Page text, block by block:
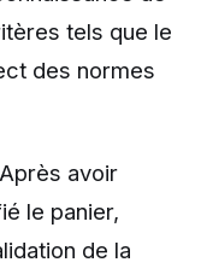
tels que le
des normes
avoir
le panier,
de la